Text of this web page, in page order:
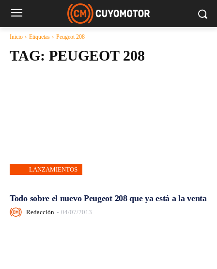
Inicio Etiquetas Peugeot 208
TAG: PEUGEOT 208
LANZAMIENTOS
Todo sobre el nuevo Peugeot 208 que ya está a la venta
Redacción - 04/07/2013